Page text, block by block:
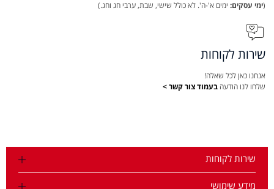
(ימי עסקים: ימים א'-ה'. לא כולל שישי, שבת, ערבי חג וחג.)
שירות לקוחות
אנחנו כאן לכל שאלה!
שלחו לנו הודעה בעמוד צור קשר >
שירות לקוחות
מידע שימושי